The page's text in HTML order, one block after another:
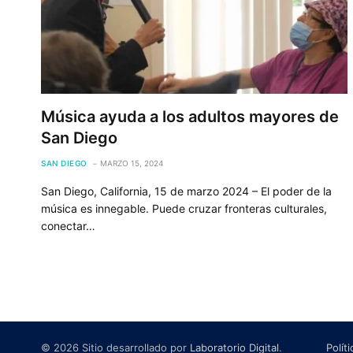
Música ayuda a los adultos mayores de
San Diego
SAN DIEGO MARZO 15, 2024
San Diego, California, 15 de marzo 2024 – El poder de la
música es innegable. Puede cruzar fronteras culturales,
conectar…
© 2026 Sitio desarrollado por Laboratorio Digital.